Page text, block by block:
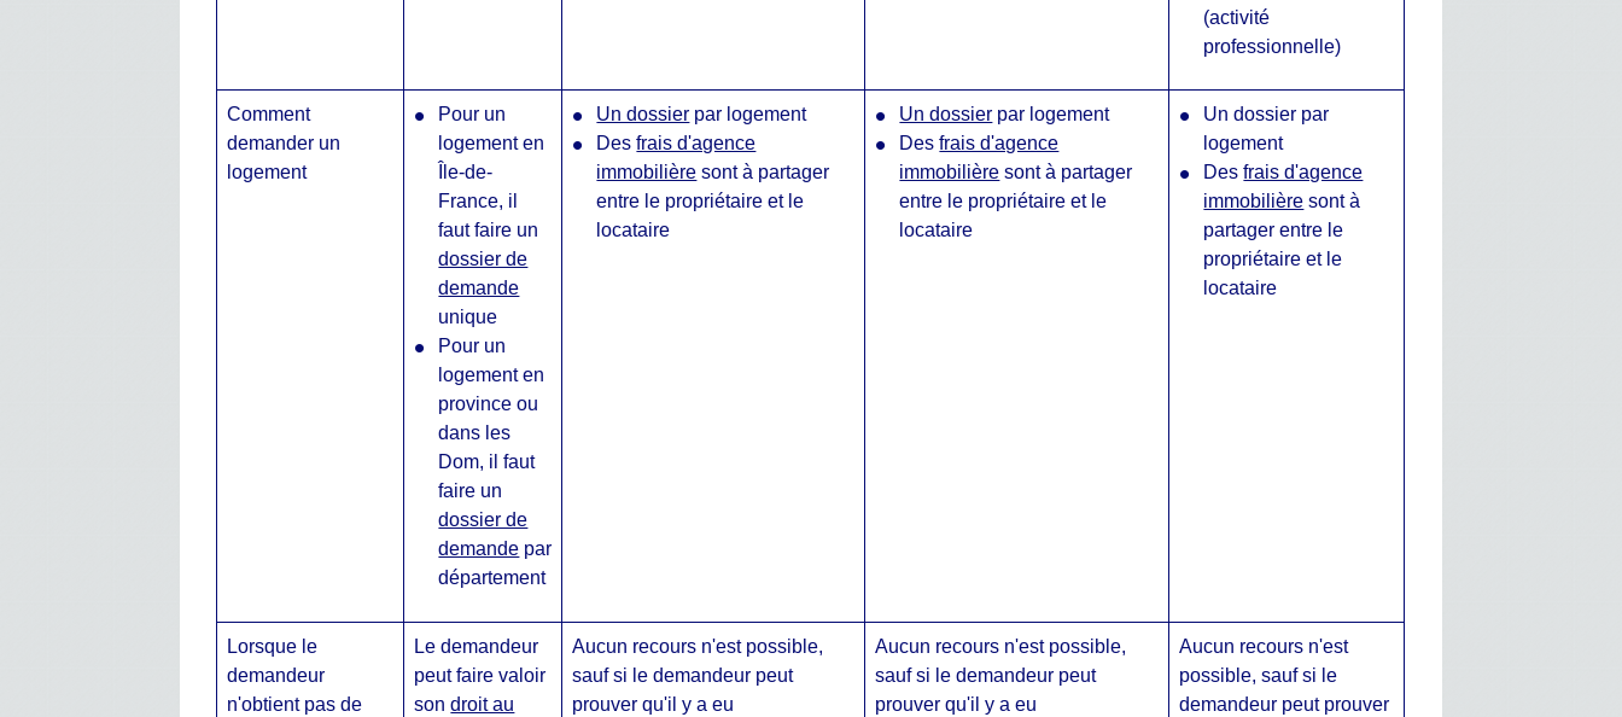
(activité
professionnelle)
Comment
demander un
logement
Pour un
logement en
Île-de-
France, il
faut faire un
dossier de
demande
unique
Pour un
logement en
province ou
dans les
Dom, il faut
faire un
dossier de
demande par
département
Un dossier par logement
Desfrais d'agence
immobilière sont à partager
entre le propriétaire et le
locataire
Un dossier par logement
Desfrais d'agence
immobilière sont à partager
entre le propriétaire et le
locataire
Un dossier par
logement
Desfrais d'agence
immobilière sont à
partager entre le
propriétaire et le
locataire
Lorsque le
demandeur
n'obtient pas de
Le demandeur
peut faire valoir
sondroit au
Aucun recours n'est possible,
sauf si le demandeur peut
prouver qu'il y a eu
Aucun recours n'est possible,
sauf si le demandeur peut
prouver qu'il y a eu
Aucun recours n'est
possible, sauf si le
demandeur peut prouver